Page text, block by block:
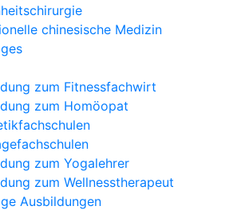
chinesische Medizin
zum Fitnessfachwirt
zum Homöopat
zum Yogalehrer
zum Wellnesstherapeut
Ausbildungen